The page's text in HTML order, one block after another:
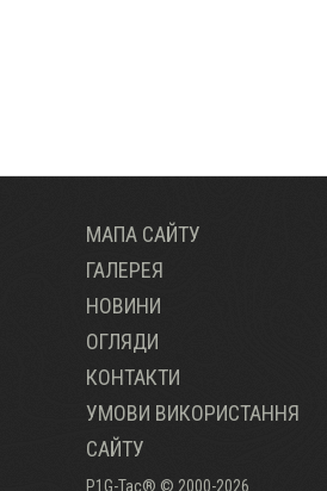
МАПА САЙТУ
ГАЛЕРЕЯ
НОВИНИ
ОГЛЯДИ
КОНТАКТИ
УМОВИ ВИКОРИСТАННЯ
САЙТУ
P1G-Tac® © 2000-2026